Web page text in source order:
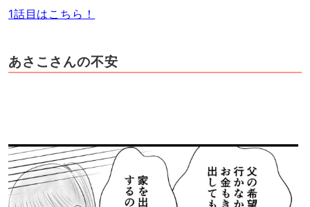
1話目はこちら！
あさこさんの不安